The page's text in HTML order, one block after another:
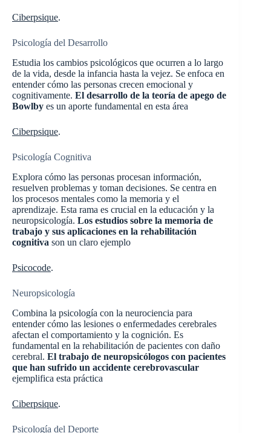
Ciberpsique.
Psicología del Desarrollo
Estudia los cambios psicológicos que ocurren a lo largo
de la vida, desde la infancia hasta la vejez. Se enfoca en
entender cómo las personas crecen emocional y
cognitivamente. El desarrollo de la teoría de apego de
Bowlby es un aporte fundamental en esta área​
Ciberpsique.
Psicología Cognitiva
Explora cómo las personas procesan información,
resuelven problemas y toman decisiones. Se centra en
los procesos mentales como la memoria y el
aprendizaje. Esta rama es crucial en la educación y la
neuropsicología. Los estudios sobre la memoria de
trabajo y sus aplicaciones en la rehabilitación
cognitiva son un claro ejemplo​
Psicocode.
Neuropsicología
Combina la psicología con la neurociencia para
entender cómo las lesiones o enfermedades cerebrales
afectan el comportamiento y la cognición. Es
fundamental en la rehabilitación de pacientes con daño
cerebral. El trabajo de neuropsicólogos con pacientes
que han sufrido un accidente cerebrovascular
ejemplifica esta práctica​
Ciberpsique.
Psicología del Deporte